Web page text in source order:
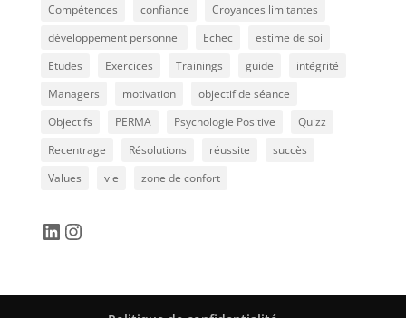
Compétences
confiance
Croyances limitantes
développement personnel
Echec
estime de soi
Etudes
Exercices Trainings guide
intégrité
Managers
motivation
objectif de séance
Objectifs
PERMA Psychologie Positive
Quizz
Recentrage
Résolutions réussite
succès
Values
vie zone de confort
LinkedIn
Instagram